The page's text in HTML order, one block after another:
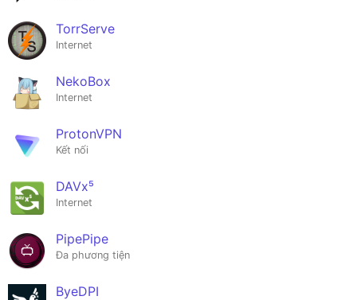
TorrServe
Internet
NekoBox
Internet
ProtonVPN
Kết nối
DAVx⁵
Internet
PipePipe
Đa phương tiện
ByeDPI